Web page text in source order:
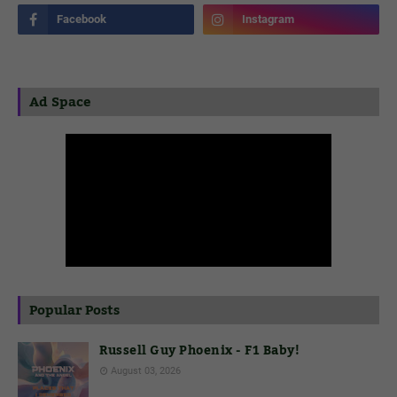
Ad Space
Popular Posts
Russell Guy Phoenix - F1 Baby!
August 03, 2026